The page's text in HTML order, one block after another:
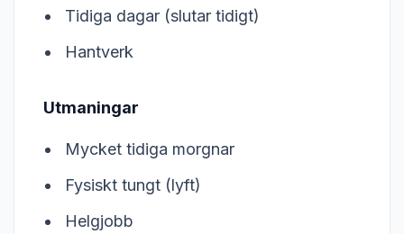
Tidiga dagar (slutar tidigt)
Hantverk
Utmaningar
Mycket tidiga morgnar
Fysiskt tungt (lyft)
Helgjobb